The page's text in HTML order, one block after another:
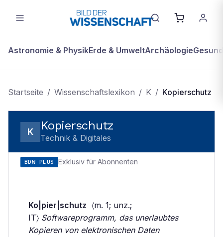
Astronomie & PhysikErde & UmweltArchäologie
Startseite / Wissenschaftslexikon / K / Kopierschutz
K Kopierschutz
Technik & Digitales
BDW PLUS Exklusiv für Abonnenten
Ko|pier|schutz 〈m. 1; unz.;
IT〉 Softwareprogramm, das unerlaubtes
Kopieren von elektronischen Daten